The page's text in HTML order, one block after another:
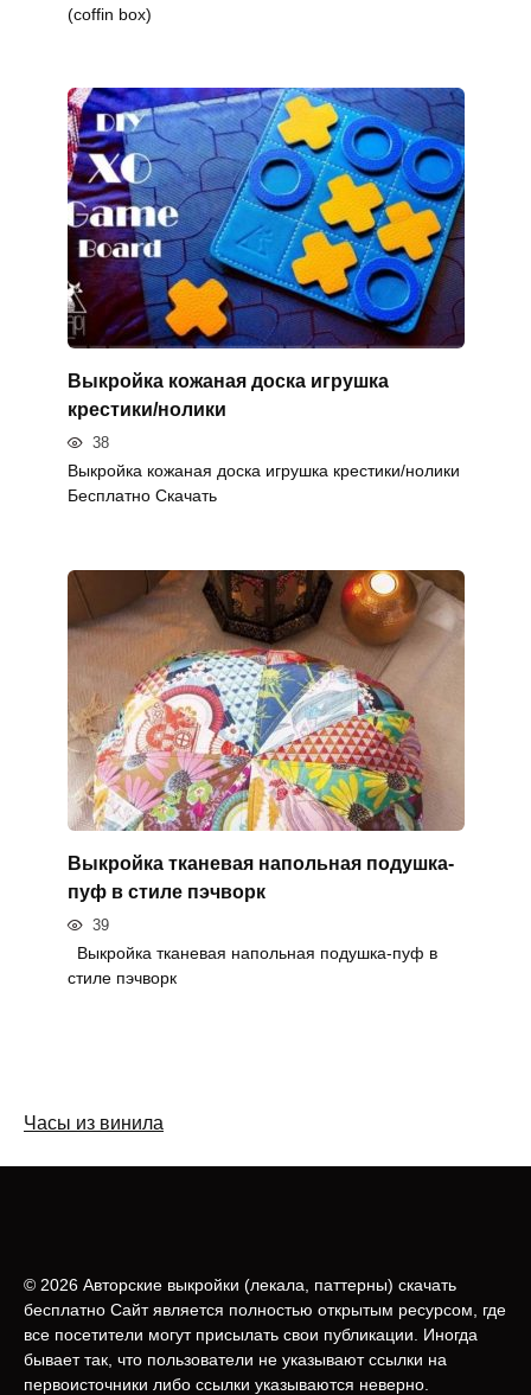
(coffin box)
Выкройка кожаная доска игрушка
крестики/нолики
38
Выкройка кожаная доска игрушка крестики/нолики
Бесплатно Скачать
Выкройка тканевая напольная подушка-
пуф в стиле пэчворк
39
Выкройка тканевая напольная подушка-пуф в
стиле пэчворк
Часы из винила
© 2026 Авторские выкройки (лeкала, паттерны) скачать
бесплатно Сайт является полностью открытым ресурсом, где
все посетители могут присылать свои публикации. Иногда
бывает так, что пользователи не указывают ссылки на
первоисточники либо ссылки указываются неверно.